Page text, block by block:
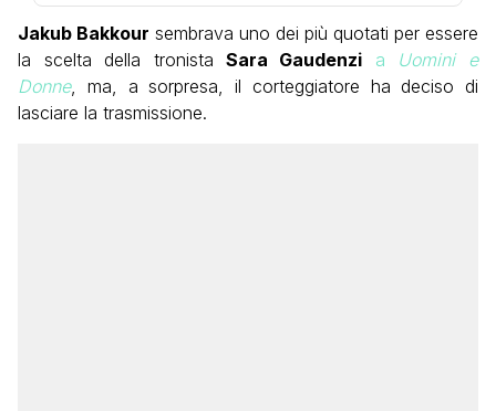
Jakub Bakkour sembrava uno dei più quotati per essere
la scelta della tronista Sara Gaudenzi a Uomini e
Donne, ma, a sorpresa, il corteggiatore ha deciso di
lasciare la trasmissione.